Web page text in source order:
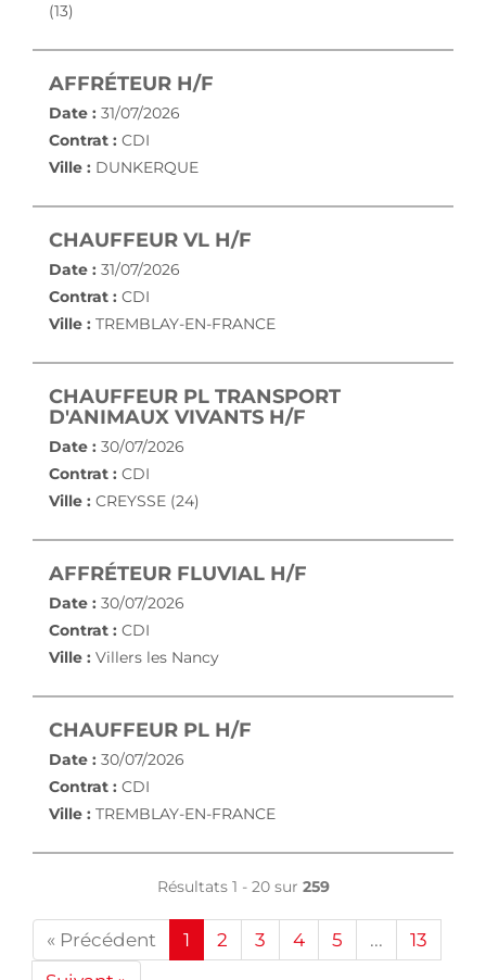
(13)
AFFRÉTEUR H/F
Date : 31/07/2026
Contrat : CDI
Ville : DUNKERQUE
CHAUFFEUR VL H/F
Date : 31/07/2026
Contrat : CDI
Ville : TREMBLAY-EN-FRANCE
CHAUFFEUR PL TRANSPORT
D'ANIMAUX VIVANTS H/F
Date : 30/07/2026
Contrat : CDI
Ville : CREYSSE (24)
AFFRÉTEUR FLUVIAL H/F
Date : 30/07/2026
Contrat : CDI
Ville : Villers les Nancy
CHAUFFEUR PL H/F
Date : 30/07/2026
Contrat : CDI
Ville : TREMBLAY-EN-FRANCE
Résultats 1 - 20 sur 259
« Précédent 1 2 3 4 5 ...
13